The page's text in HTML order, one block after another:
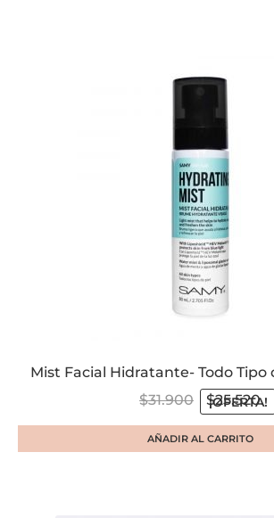
Mist Facial Hidratante- Todo Tipo
¡OFERTA!
$31.900 $25.520
AÑADIR AL CARRITO